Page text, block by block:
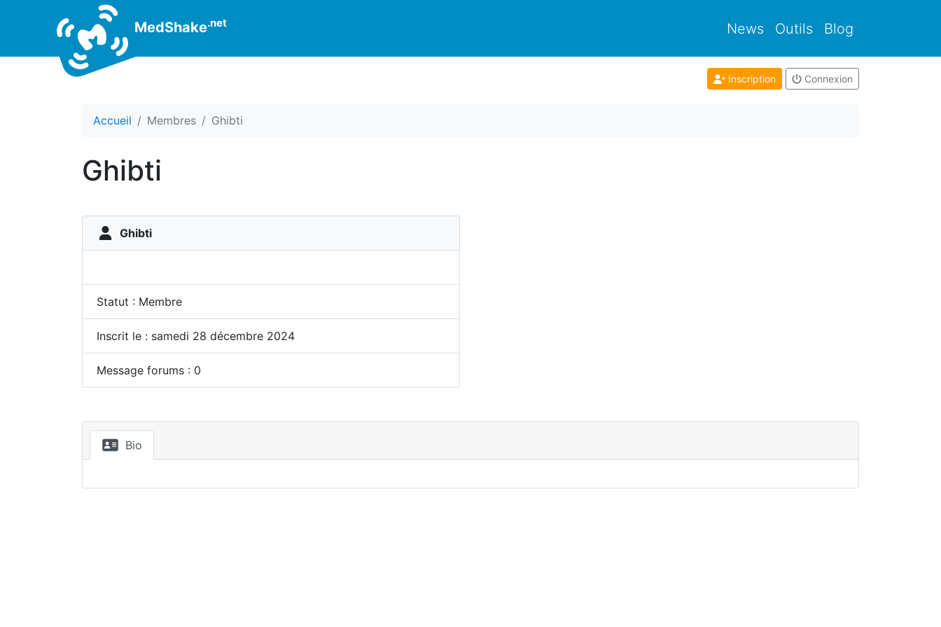
MedShake.net News Outils Blog
Inscription Connexion
Accueil Membres Ghibti
Ghibti
Ghibti
Statut : Membre
Inscrit le : samedi 28 décembre 2024
Message forums : 0
Bio